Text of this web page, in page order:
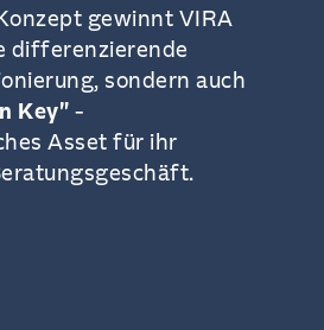
gewinnt VIRA
differenzierende
sondern auch
Key" -
Asset für ihr